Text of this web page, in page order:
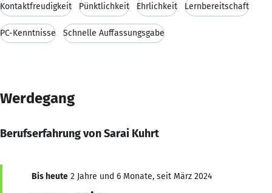
Kontaktfreudigkeit Pünktlichkeit Ehrlichkeit Lernbereitschaft
PC-Kenntnisse Schnelle Auffassungsgabe
Werdegang
Berufserfahrung von Sarai Kuhrt
Bis heute 2 Jahre und 6 Monate, seit März 2024